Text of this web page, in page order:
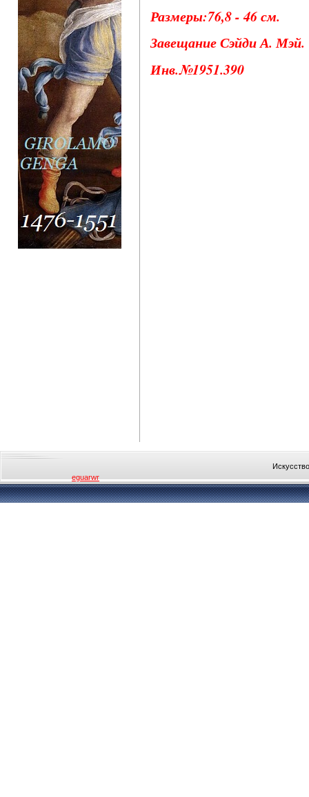
Размеры:76,8 - 46 см.
Завещание Сэйди А. Мэй.
Инв.№1951.390
eguarwr